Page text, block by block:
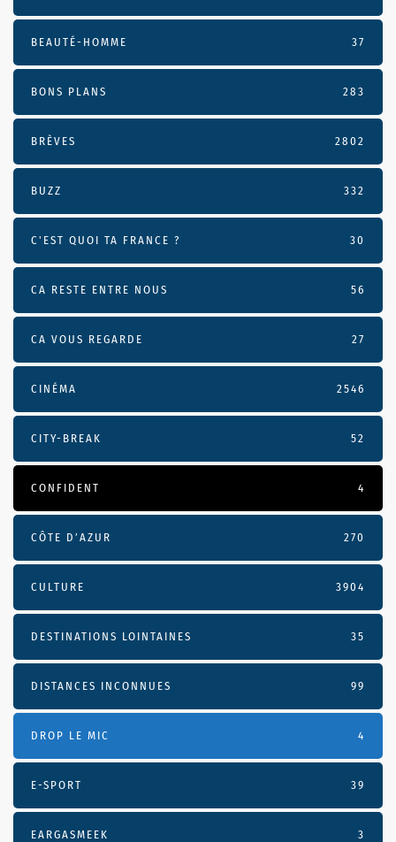
BEAUTÉ-HOMME 37
BONS PLANS 283
BRÈVES 2802
BUZZ 332
C'EST QUOI TA FRANCE ? 30
CA RESTE ENTRE NOUS 56
CA VOUS REGARDE 27
CINÉMA 2546
CITY-BREAK 52
CONFIDENT 4
CÔTE D’AZUR 270
CULTURE 3904
DESTINATIONS LOINTAINES 35
DISTANCES INCONNUES 99
DROP LE MIC 4
E-SPORT 39
EARGASMEEK 3